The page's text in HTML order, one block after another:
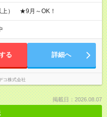
上） ★9月～OK！
る 詳細へ
コ株式会社
掲載日：2026.08.07